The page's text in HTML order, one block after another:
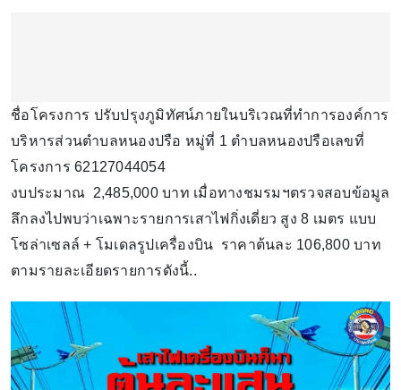
ชื่อโครงการ​ ปรับปรุงภูมิทัศน์ภายในบริเวณที่ทำการองค์การ
บริหารส่วนตำบลหนองปรือ หมู่ที่ 1​ ตำบลหนองปรือเลขที่
โครงการ​ 62127044054
งบประมาณ 2,485,000 บาท เมื่อทางชมรมฯตรวจสอบข้อมูล
ลึกลงไปพบว่าเฉพาะรายการเสาไฟกิ่งเดี่ยว สูง 8 เมตร แบบ
โซล่าเซลล์ + โมเดลรูปเครื่องบิน​ ​ ราคาต้นละ​ 106,800 บาท​
ตามรายละเอียดรายการดังนี้..